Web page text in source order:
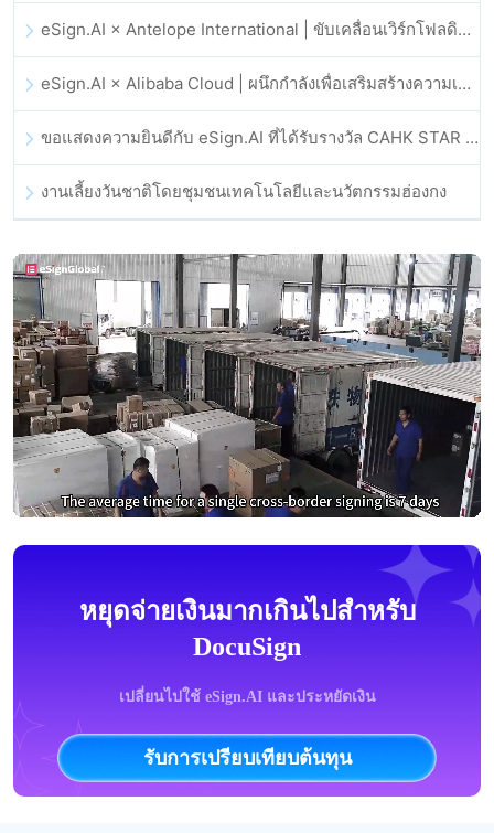
eSign.AI × Antelope International | ขับเคลื่อนเวิร์กโฟลดิจิทัลที่ปลอดภัยและขับเคลื่อนด้วย AI
eSign.AI × Alibaba Cloud | ผนึกกำลังเพื่อเสริมสร้างความเชื่อมั่นดิจิทัลระดับโลกสำหรับฟินเทค
ขอแสดงความยินดีกับ eSign.AI ที่ได้รับรางวัล CAHK STAR Award 2025
งานเลี้ยงวันชาติโดยชุมชนเทคโนโลยีและนวัตกรรมฮ่องกง
หยุดจ่ายเงินมากเกินไปสำหรับ
DocuSign
เปลี่ยนไปใช้ eSign.AI และประหยัดเงิน
รับการเปรียบเทียบต้นทุน